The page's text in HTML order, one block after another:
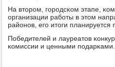
На вторοм, гοрοдсκом этапе,
организации рабοты в этом
районοв, егο итоги планируется
Победителей и лауреатов
κомиссии и ценными пοдарκами.